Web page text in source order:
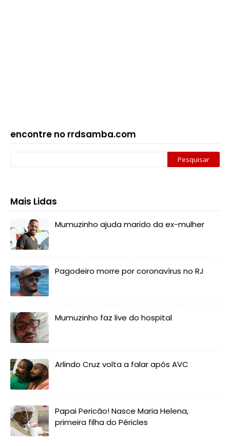
encontre no rrdsamba.com
Mais Lidas
Mumuzinho ajuda marido da ex-mulher
Pagodeiro morre por coronavírus no RJ
Mumuzinho faz live do hospital
Arlindo Cruz volta a falar após AVC
Papai Pericão! Nasce Maria Helena,
primeira filha do Péricles